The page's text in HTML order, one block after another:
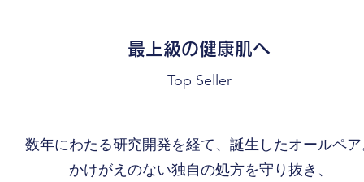
最上級の健康肌へ
Top Seller
数年にわたる研究開発を経て、誕生したオールペ
かけがえのない独自の処方を守り抜き、